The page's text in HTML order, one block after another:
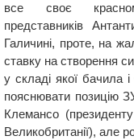
все своє
представників
Галичині, проте, на
ставку на створення
у складі якої бачила
пояснювати позицію
Клемансо
Великобританії), але